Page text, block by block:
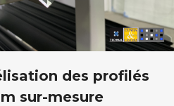
des profilés
sur-mesure